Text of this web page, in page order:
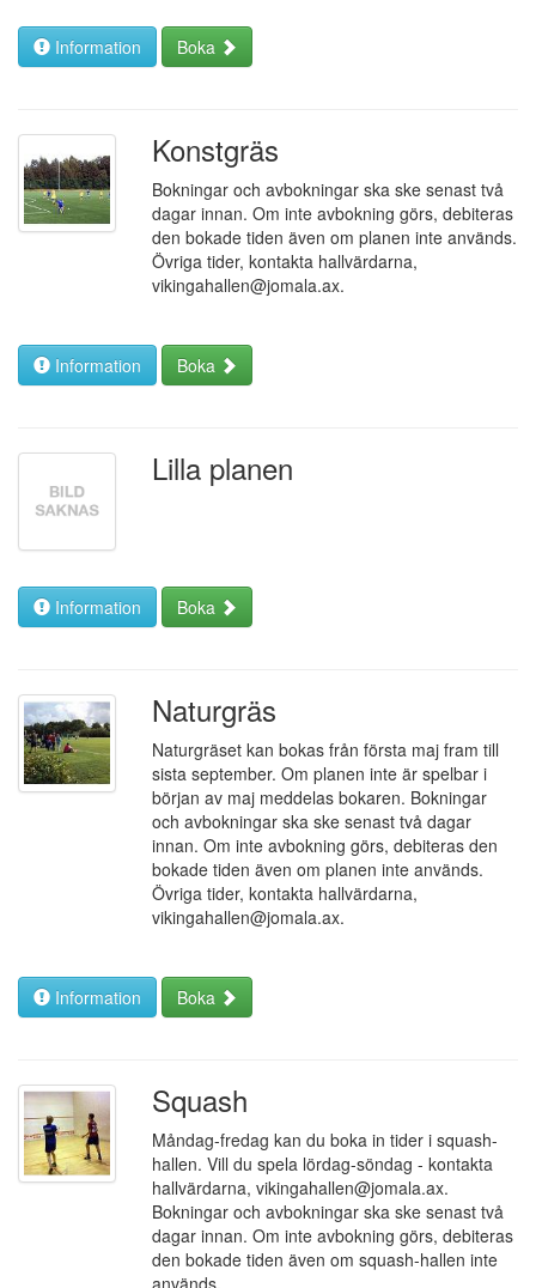
Information Boka
Konstgräs
Bokningar och avbokningar ska ske senast två
dagar innan. Om inte avbokning görs, debiteras
den bokade tiden även om planen inte används.
Övriga tider, kontakta hallvärdarna,
vikingahallen@jomala.ax.
Information Boka
Lilla planen
Information Boka
Naturgräs
Naturgräset kan bokas från första maj fram till
sista september. Om planen inte är spelbar i
början av maj meddelas bokaren. Bokningar
och avbokningar ska ske senast två dagar
innan. Om inte avbokning görs, debiteras den
bokade tiden även om planen inte används.
Övriga tider, kontakta hallvärdarna,
vikingahallen@jomala.ax.
Information Boka
Squash
Måndag-fredag kan du boka in tider i squash-
hallen. Vill du spela lördag-söndag - kontakta
hallvärdarna, vikingahallen@jomala.ax.
Bokningar och avbokningar ska ske senast två
dagar innan. Om inte avbokning görs, debiteras
den bokade tiden även om squash-hallen inte
används.